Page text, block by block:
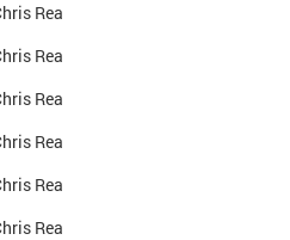
Rea
Rea
Rea
Rea
Rea
Rea